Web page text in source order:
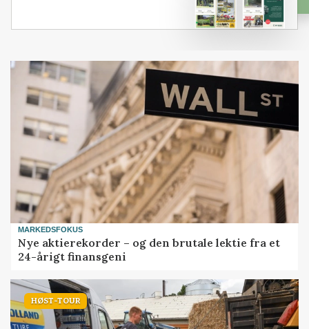
MARKEDSFOKUS
Nye aktierekorder – og den brutale lektie fra et
24-årigt finansgeni
HØST-TOUR